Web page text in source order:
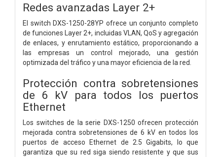
Redes avanzadas Layer 2+​
El switch DXS-1250-28YP ofrece un conjunto completo
de funciones Layer 2+, incluidas VLAN, QoS y agregación
de enlaces, y enrutamiento estático, proporcionando a
las empresas un control mejorado, una gestión
optimizada del tráfico y una mayor eficiencia de la red.
Protección contra sobretensiones
de 6 kV para todos los puertos
Ethernet
Los switches de la serie DXS-1250 ofrecen protección
mejorada contra sobretensiones de 6 kV en todos los
puertos de acceso Ethernet de 2.5 Gigabits, lo que
garantiza que su red siga siendo resistente y que sus